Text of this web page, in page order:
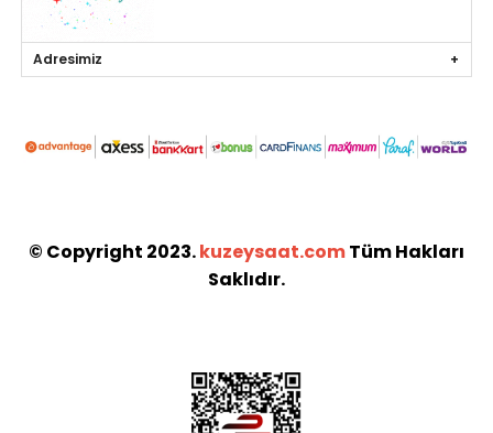
Adresimiz
© Copyright 2023.kuzeysaat.comTüm Hakları
Saklıdır.